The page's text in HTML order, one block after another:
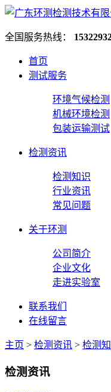
全国服务热线：
首页
测试服务
环境气候检测
机械环境检测
包装运输测试
检测资讯
检测知识
行业资讯
常见问题
关于环测
公司简介
企业文化
走进实验室
联系我们
在线留言
主页 > 检测资讯 > 检测
检测资讯